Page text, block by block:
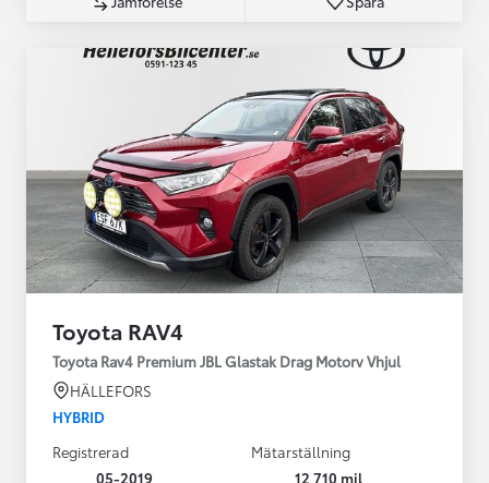
Toyota RAV4
Toyota Rav4 Premium JBL Glastak Drag Motorv Vhjul
HÄLLEFORS
HYBRID
Registrerad
05-2019
Mätarställning
12 710 mil